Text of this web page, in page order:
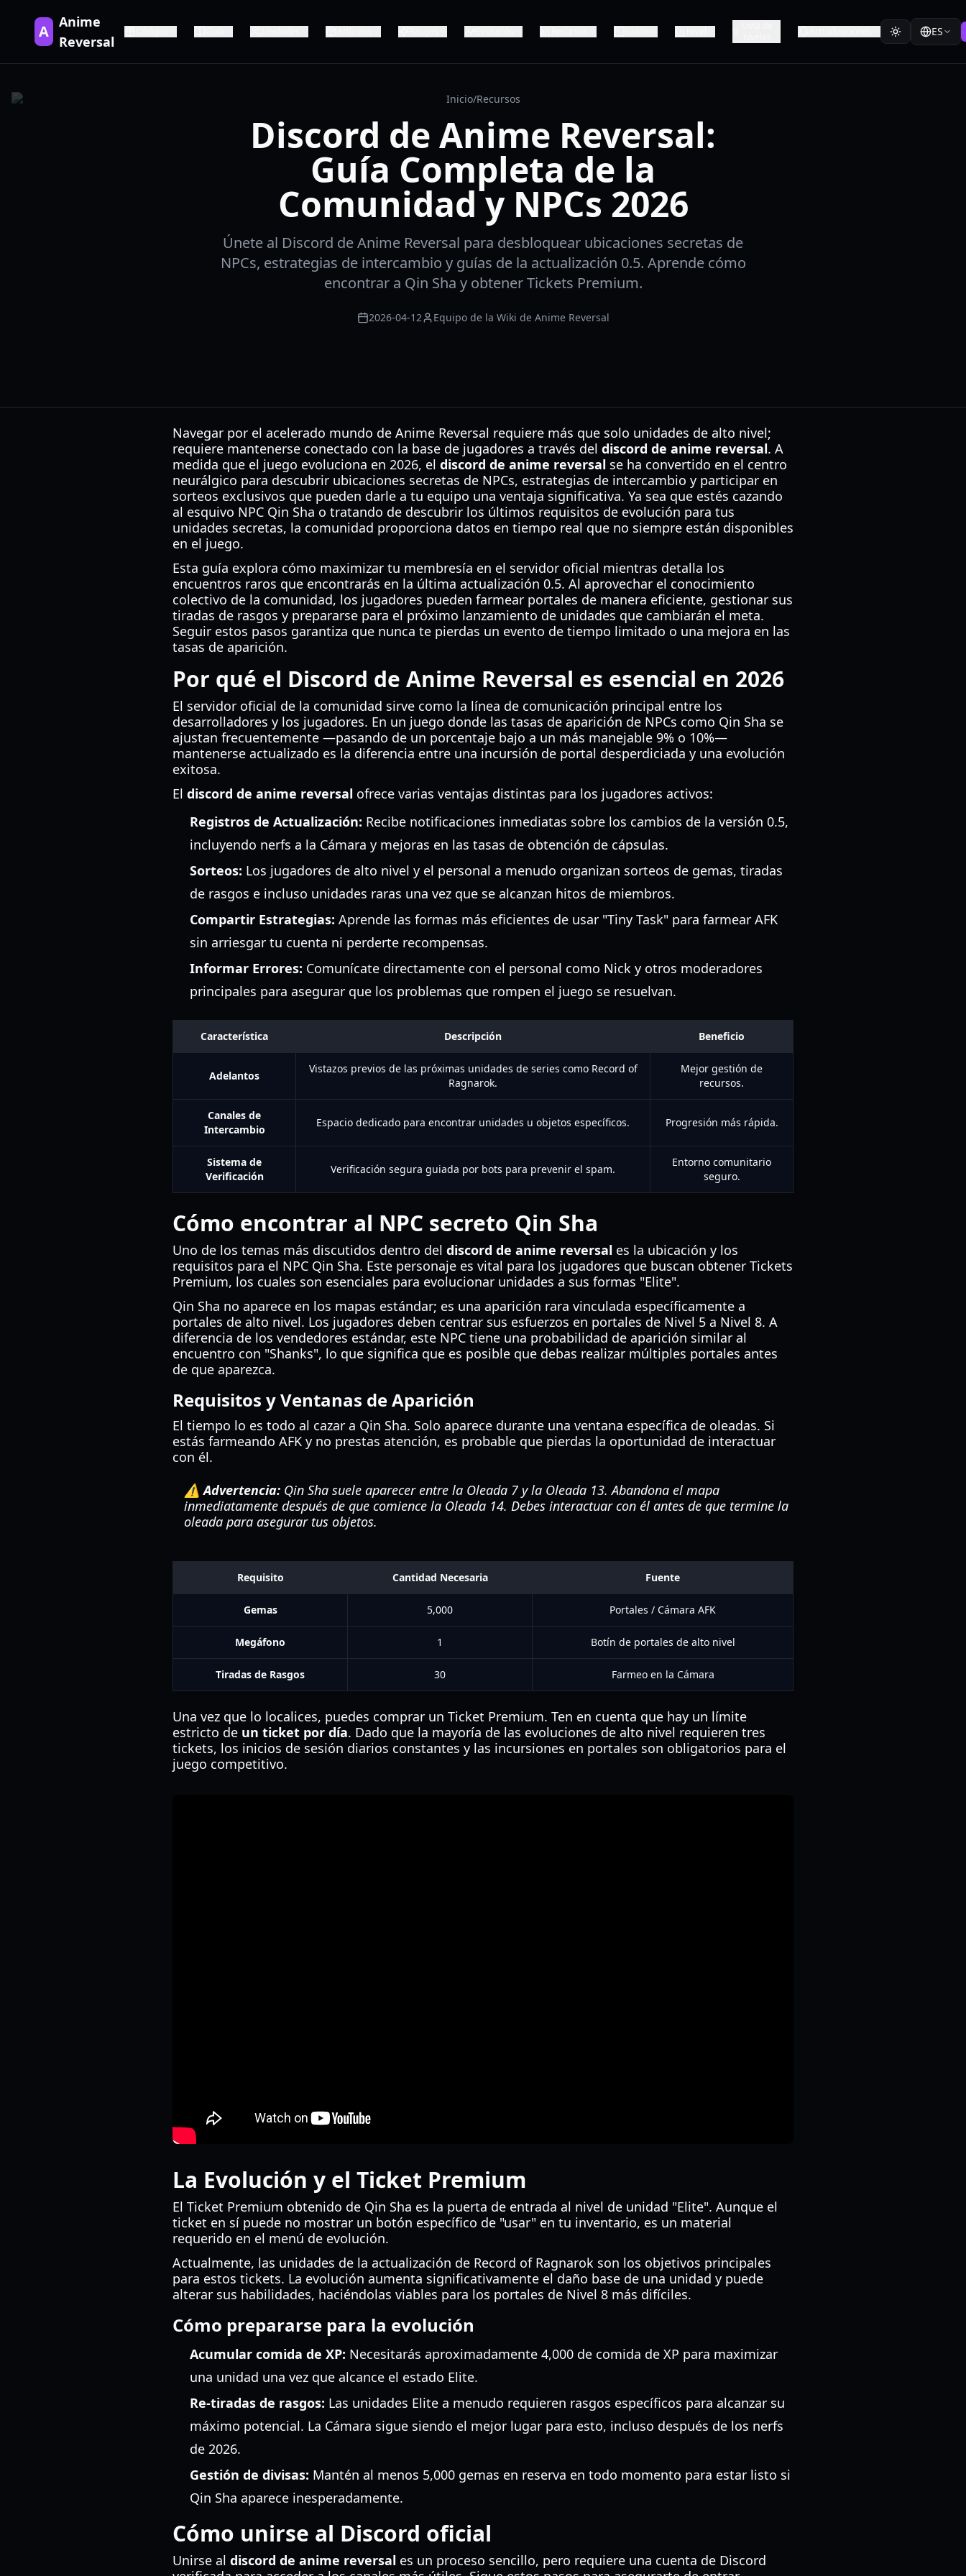
A Anime
Reversal
ES
Inicio/Recursos
Discord de Anime Reversal:
Guía Completa de la
Comunidad y NPCs 2026
Únete al Discord de Anime Reversal para desbloquear ubicaciones secretas de
NPCs, estrategias de intercambio y guías de la actualización 0.5. Aprende cómo
encontrar a Qin Sha y obtener Tickets Premium.
2026-04-12 Equipo de la Wiki de Anime Reversal
Navegar por el acelerado mundo de Anime Reversal requiere más que solo unidades de alto nivel;
requiere mantenerse conectado con la base de jugadores a través del discord de anime reversal. A
medida que el juego evoluciona en 2026, el discord de anime reversal se ha convertido en el centro
neurálgico para descubrir ubicaciones secretas de NPCs, estrategias de intercambio y participar en
sorteos exclusivos que pueden darle a tu equipo una ventaja significativa. Ya sea que estés cazando
al esquivo NPC Qin Sha o tratando de descubrir los últimos requisitos de evolución para tus
unidades secretas, la comunidad proporciona datos en tiempo real que no siempre están disponibles
en el juego.
Esta guía explora cómo maximizar tu membresía en el servidor oficial mientras detalla los
encuentros raros que encontrarás en la última actualización 0.5. Al aprovechar el conocimiento
colectivo de la comunidad, los jugadores pueden farmear portales de manera eficiente, gestionar sus
tiradas de rasgos y prepararse para el próximo lanzamiento de unidades que cambiarán el meta.
Seguir estos pasos garantiza que nunca te pierdas un evento de tiempo limitado o una mejora en las
tasas de aparición.
Por qué el Discord de Anime Reversal es esencial en 2026
El servidor oficial de la comunidad sirve como la línea de comunicación principal entre los
desarrolladores y los jugadores. En un juego donde las tasas de aparición de NPCs como Qin Sha se
ajustan frecuentemente —pasando de un porcentaje bajo a un más manejable 9% o 10%—
mantenerse actualizado es la diferencia entre una incursión de portal desperdiciada y una evolución
exitosa.
El discord de anime reversal ofrece varias ventajas distintas para los jugadores activos:
Registros de Actualización: Recibe notificaciones inmediatas sobre los cambios de la versión 0.5,
incluyendo nerfs a la Cámara y mejoras en las tasas de obtención de cápsulas.
Sorteos: Los jugadores de alto nivel y el personal a menudo organizan sorteos de gemas, tiradas
de rasgos e incluso unidades raras una vez que se alcanzan hitos de miembros.
Compartir Estrategias: Aprende las formas más eficientes de usar "Tiny Task" para farmear AFK
sin arriesgar tu cuenta ni perderte recompensas.
Informar Errores: Comunícate directamente con el personal como Nick y otros moderadores
principales para asegurar que los problemas que rompen el juego se resuelvan.
Característica Descripción Beneficio
Adelantos
Vistazos previos de las próximas unidades de series como Record of
Ragnarok.
Mejor gestión de
recursos.
Canales de
Intercambio
Espacio dedicado para encontrar unidades u objetos específicos. Progresión más rápida.
Sistema de
Verificación
Verificación segura guiada por bots para prevenir el spam.
Entorno comunitario
seguro.
Cómo encontrar al NPC secreto Qin Sha
Uno de los temas más discutidos dentro del discord de anime reversal es la ubicación y los
requisitos para el NPC Qin Sha. Este personaje es vital para los jugadores que buscan obtener Tickets
Premium, los cuales son esenciales para evolucionar unidades a sus formas "Elite".
Qin Sha no aparece en los mapas estándar; es una aparición rara vinculada específicamente a
portales de alto nivel. Los jugadores deben centrar sus esfuerzos en portales de Nivel 5 a Nivel 8. A
diferencia de los vendedores estándar, este NPC tiene una probabilidad de aparición similar al
encuentro con "Shanks", lo que significa que es posible que debas realizar múltiples portales antes
de que aparezca.
Requisitos y Ventanas de Aparición
El tiempo lo es todo al cazar a Qin Sha. Solo aparece durante una ventana específica de oleadas. Si
estás farmeando AFK y no prestas atención, es probable que pierdas la oportunidad de interactuar
con él.
⚠️ Advertencia: Qin Sha suele aparecer entre la Oleada 7 y la Oleada 13. Abandona el mapa
inmediatamente después de que comience la Oleada 14. Debes interactuar con él antes de que termine la
oleada para asegurar tus objetos.
Requisito Cantidad Necesaria Fuente
Gemas 5,000 Portales / Cámara AFK
Megáfono 1 Botín de portales de alto nivel
Tiradas de Rasgos 30 Farmeo en la Cámara
Una vez que lo localices, puedes comprar un Ticket Premium. Ten en cuenta que hay un límite
estricto de un ticket por día. Dado que la mayoría de las evoluciones de alto nivel requieren tres
tickets, los inicios de sesión diarios constantes y las incursiones en portales son obligatorios para el
juego competitivo.
La Evolución y el Ticket Premium
El Ticket Premium obtenido de Qin Sha es la puerta de entrada al nivel de unidad "Elite". Aunque el
ticket en sí puede no mostrar un botón específico de "usar" en tu inventario, es un material
requerido en el menú de evolución.
Actualmente, las unidades de la actualización de Record of Ragnarok son los objetivos principales
para estos tickets. La evolución aumenta significativamente el daño base de una unidad y puede
alterar sus habilidades, haciéndolas viables para los portales de Nivel 8 más difíciles.
Cómo prepararse para la evolución
Acumular comida de XP: Necesitarás aproximadamente 4,000 de comida de XP para maximizar
una unidad una vez que alcance el estado Elite.
Re-tiradas de rasgos: Las unidades Elite a menudo requieren rasgos específicos para alcanzar su
máximo potencial. La Cámara sigue siendo el mejor lugar para esto, incluso después de los nerfs
de 2026.
Gestión de divisas: Mantén al menos 5,000 gemas en reserva en todo momento para estar listo si
Qin Sha aparece inesperadamente.
Cómo unirse al Discord oficial
Unirse al discord de anime reversal es un proceso sencillo, pero requiere una cuenta de Discord